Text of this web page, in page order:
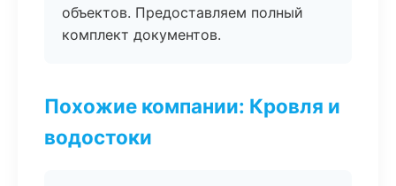
объектов. Предоставляем полный
комплект документов.
Похожие компании: Кровля и
водостоки